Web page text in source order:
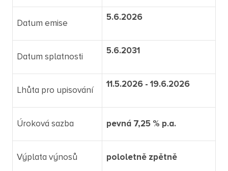
Datum emise
5.6.2026
Datum splatnosti
5.6.2031
Lhůta pro upisování
11.5.2026 - 19.6.2026
Úroková sazba pevná 7,25 % p.a.
Výplata výnosů pololetně zpětně